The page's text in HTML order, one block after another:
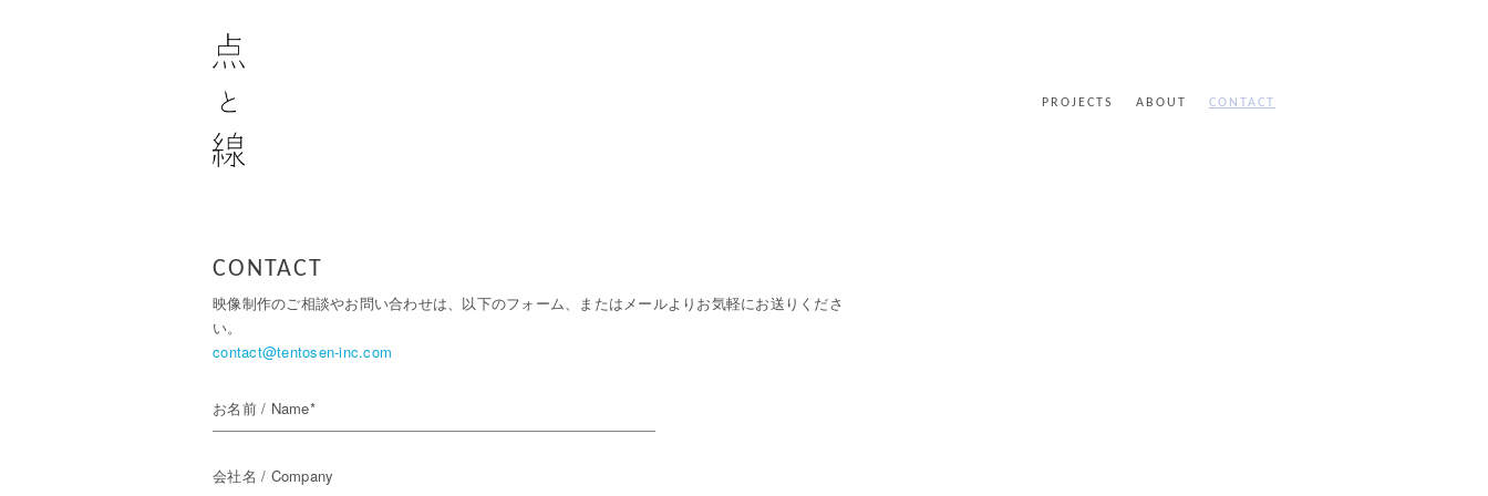
PROJECTS ABOUT CONTACT
CONTACT
映像制作のご相談やお問い合わせは、以下のフォーム、またはメールよりお気軽にお送りくださ
い。
contact@tentosen-inc.com
お名前 / Name*
会社名 / Company